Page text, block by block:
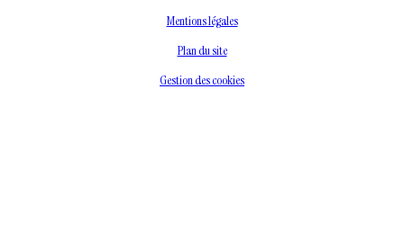
Mentions légales
Plan du site
Gestion des cookies